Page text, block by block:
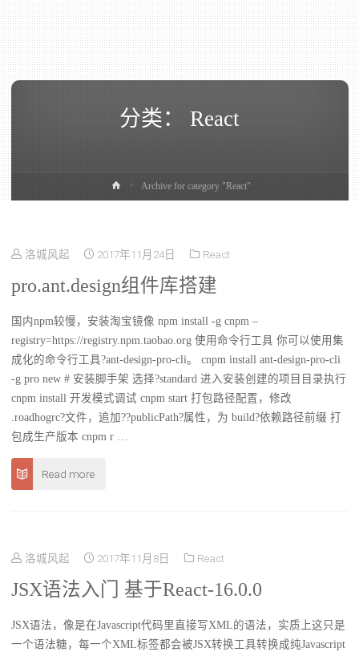
分类： React
Archive for category "React"
洛城风起 2017年11月24日 React
pro.ant.design组件库搭建
国内npm较慢，安装淘宝镜像 npm install -g cnpm –
registry=https://registry.npm.taobao.org 使用命令行工具 你可以使用集
成化的命令行工具?ant-design-pro-cli。 cnpm install ant-design-pro-cli
-g pro new # 安装脚手架 选择?standard 进入安装创建的项目目录执行
cnpm install 开发模式调试 cnpm start 打包路径配置，修改
.roadhogrc?文件，追加??publicPath?属性，为 build?依赖路径前缀 打
包成生产版本 cnpm r …
Read more
洛城风起 2017年11月8日 React
JSX语法入门 基于React-16.0.0
JSX语法，像是在Javascript代码里直接写XML的语法，实质上这只是
一个语法糖，每一个XML标签都会被JSX转换工具转换成纯Javascript